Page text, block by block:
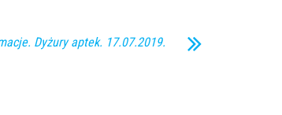
Dyżury aptek. 17.07.2019.